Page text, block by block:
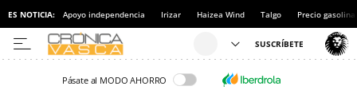
ES NOTICIA: Apoyo independencia Irizar Haizea Wind Talgo Precio gasolina
Pásate al MODO AHORRO